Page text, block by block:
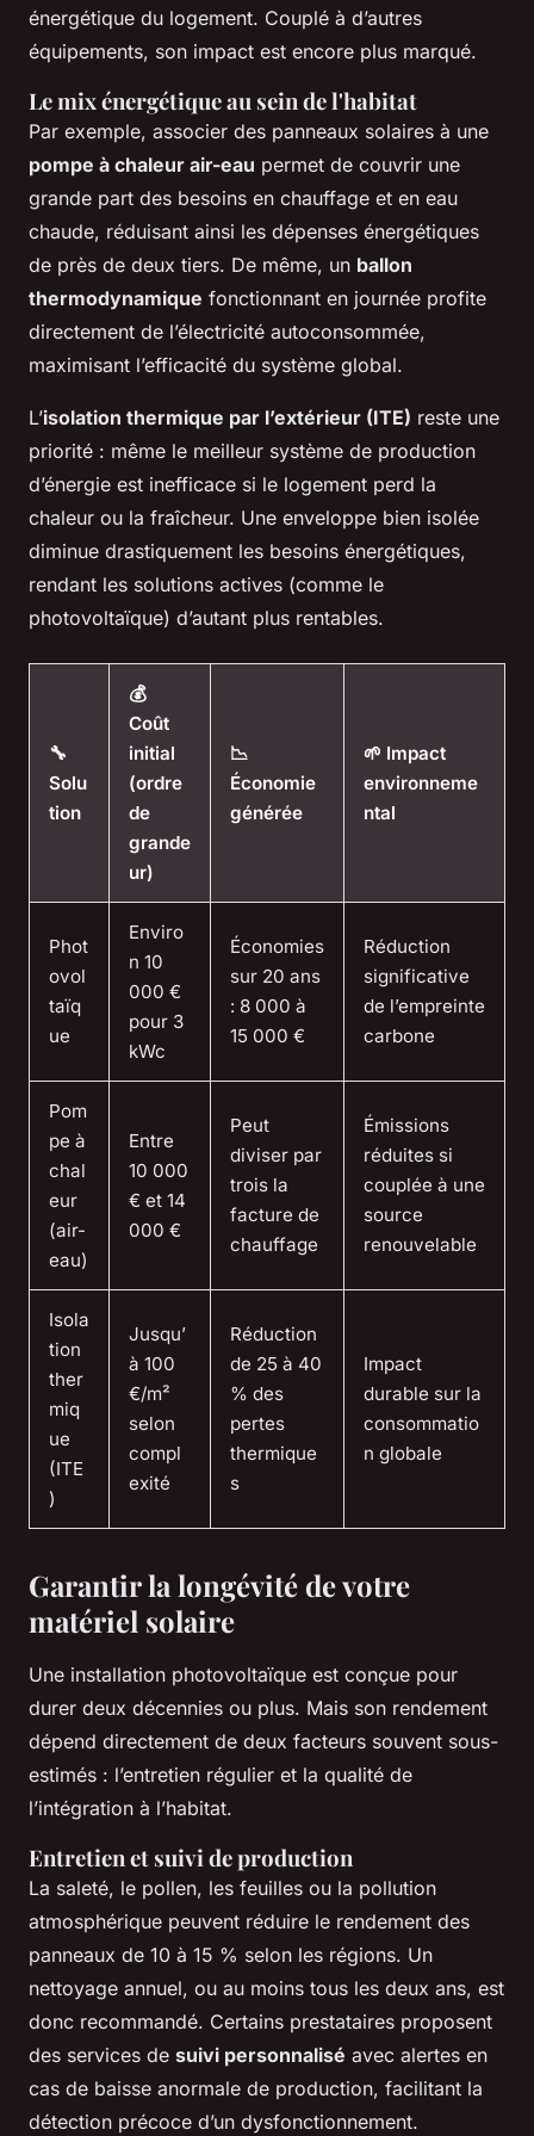
énergétique du logement. Couplé à d’autres
équipements, son impact est encore plus marqué.
Le mix énergétique au sein de l'habitat
Par exemple, associer des panneaux solaires à une
pompe à chaleur air-eau permet de couvrir une
grande part des besoins en chauffage et en eau
chaude, réduisant ainsi les dépenses énergétiques
de près de deux tiers. De même, un ballon
thermodynamique fonctionnant en journée profite
directement de l’électricité autoconsommée,
maximisant l’efficacité du système global.
L’isolation thermique par l’extérieur (ITE) reste une
priorité : même le meilleur système de production
d’énergie est inefficace si le logement perd la
chaleur ou la fraîcheur. Une enveloppe bien isolée
diminue drastiquement les besoins énergétiques,
rendant les solutions actives (comme le
photovoltaïque) d’autant plus rentables.
🔧
Solu
tion
💰
Coût
initial
(ordre
de
grande
ur)
📉
Économie
générée
🌱 Impact
environneme
ntal
Phot
ovol
taïq
ue
Enviro
n 10
000 €
pour 3
kWc
Économies
sur 20 ans
: 8 000 à
15 000 €
Réduction
significative
de l’empreinte
carbone
Pom
pe à
chal
eur
(air-
eau)
Entre
10 000
€ et 14
000 €
Peut
diviser par
trois la
facture de
chauffage
Émissions
réduites si
couplée à une
source
renouvelable
Isola
tion
ther
miq
ue
(ITE
)
Jusqu’
à 100
€/m²
selon
compl
exité
Réduction
de 25 à 40
% des
pertes
thermique
s
Impact
durable sur la
consommatio
n globale
Garantir la longévité de votre
matériel solaire
Une installation photovoltaïque est conçue pour
durer deux décennies ou plus. Mais son rendement
dépend directement de deux facteurs souvent sous-
estimés : l’entretien régulier et la qualité de
l’intégration à l’habitat.
Entretien et suivi de production
La saleté, le pollen, les feuilles ou la pollution
atmosphérique peuvent réduire le rendement des
panneaux de 10 à 15 % selon les régions. Un
nettoyage annuel, ou au moins tous les deux ans, est
donc recommandé. Certains prestataires proposent
des services de suivi personnalisé avec alertes en
cas de baisse anormale de production, facilitant la
détection précoce d’un dysfonctionnement.